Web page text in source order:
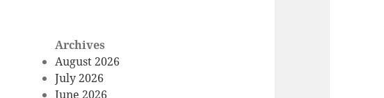
Archives
August 2026
July 2026
June 2026